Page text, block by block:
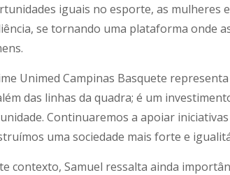
iguais no esporte, as mulheres
se tornando uma plataforma onde
Unimed Campinas Basquete
das linhas da quadra; é um
Continuaremos a apoiar
uma sociedade mais forte e
contexto, Samuel ressalta ainda